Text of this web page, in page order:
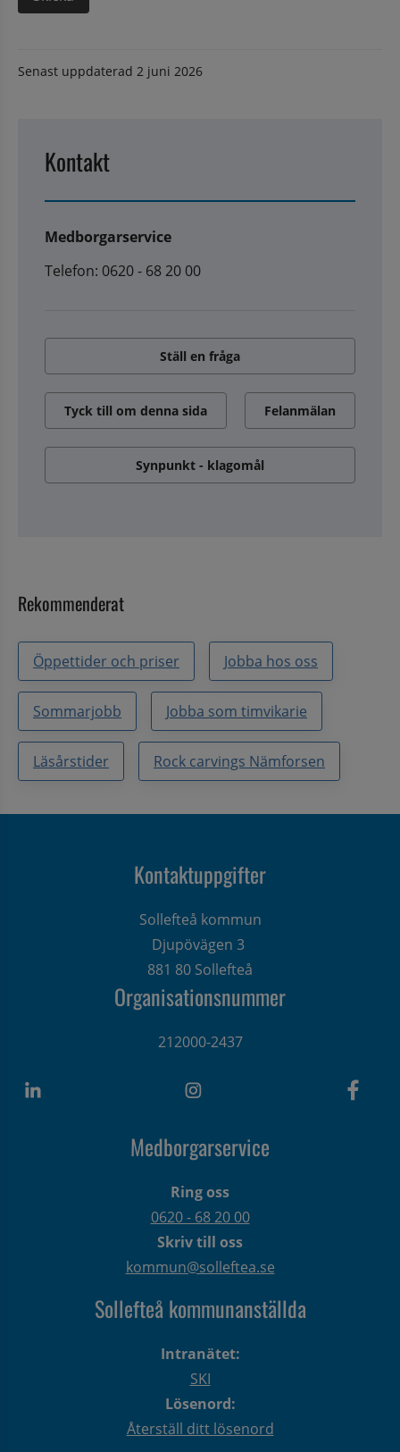
Senast uppdaterad 2 juni 2026
Kontakt
Medborgarservice
Telefon: 0620 - 68 20 00
Ställ en fråga
Tyck till om denna sida Felanmälan
Synpunkt - klagomål
Rekommenderat
Öppettider och priser Jobba hos oss
Sommarjobb Jobba som timvikarie
Läsårstider Rock carvings Nämforsen
Kontaktuppgifter
Sollefteå kommun
Djupövägen 3
881 80 Sollefteå
Organisationsnummer
212000-2437
Medborgarservice
Ring oss
0620 - 68 20 00
Skriv till oss
kommun@solleftea.se
Sollefteå kommunanställda
Intranätet:
SKI
Lösenord:
Återställ ditt lösenord